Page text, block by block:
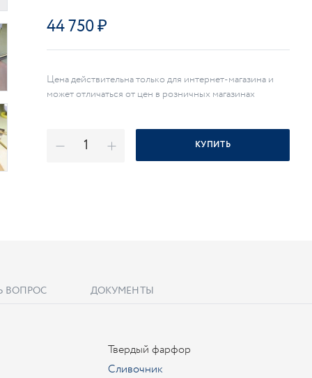
44 750
Цена действительна только для интернет-магазина и
может отличаться от цен в розничных магазинах
КУПИТЬ
ВОПРОС ДОКУМЕНТЫ
Твердый фарфор
Сливочник